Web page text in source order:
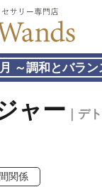
～調和とバラン
ャー ｜デ
関係